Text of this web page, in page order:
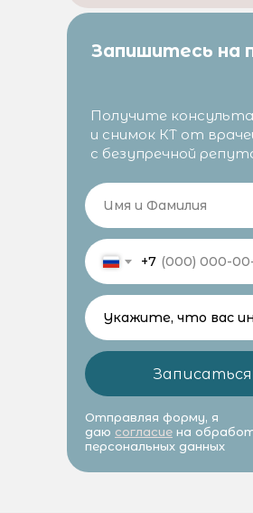
Запишитесь на
Получите
и снимок КТ от
с безупречной
+7
Записаться
Отправляя форму, я
даю согласие на
персональных данных